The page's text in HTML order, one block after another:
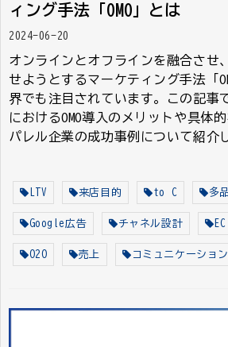
ィング手法「OMO」とは
2024-06-20
オンラインとオフラインを融合させ
せようとするマーケティング手法「
界でも注目されています。この記事
におけるOMO導入のメリットや具体
パレル企業の成功事例について紹介
LTV 来店目的 to C 多
Google広告 チャネル設計 EC
O2O 売上 コミュニケーショ